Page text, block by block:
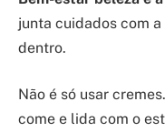
junta cuidados com
dentro.
Não é só usar
come e lida com o